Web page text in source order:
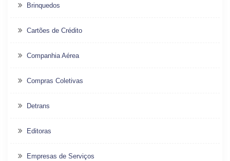
Brinquedos
Cartões de Crédito
Companhia Aérea
Compras Coletivas
Detrans
Editoras
Empresas de Serviços